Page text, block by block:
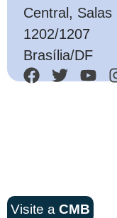
Central, Salas
1202/1207
Brasília/DF
Visite a CMB